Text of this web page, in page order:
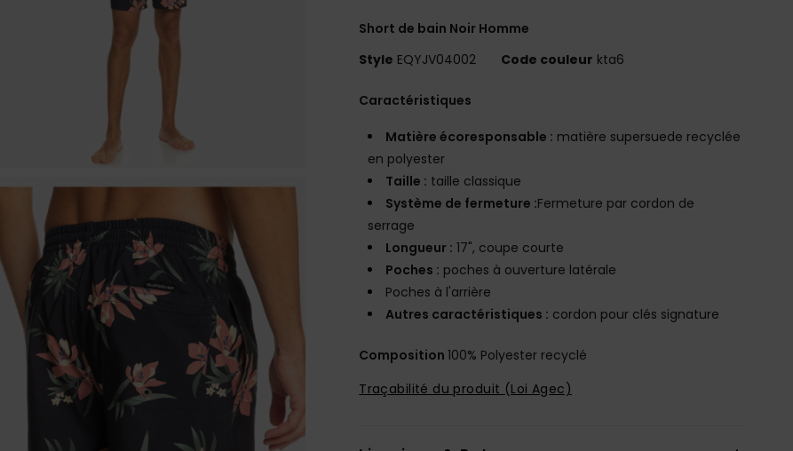
Short de bain Noir Homme
Style EQYJV04002 Code couleur kta6
Caractéristiques
Matière écoresponsable : matière supersuede recyclée
en polyester
Taille : taille classique
Système de fermeture :Fermeture par cordon de
serrage
Longueur : 17", coupe courte
Poches : poches à ouverture latérale
Poches à l'arrière
Autres caractéristiques : cordon pour clés signature
Composition100% Polyester recyclé
Traçabilité du produit (Loi Agec)